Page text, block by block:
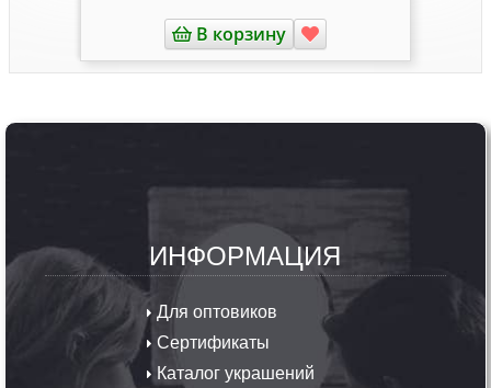
В корзину
ИНФОРМАЦИЯ
Для оптовиков
Сертификаты
Каталог украшений